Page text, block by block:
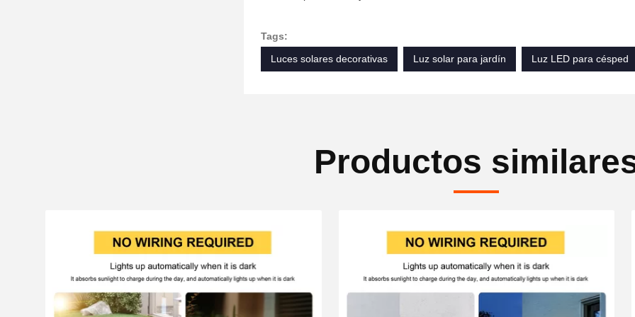
Tags:
Luces solares decorativas
Luz solar para jardín Luz LED para césped
Productos